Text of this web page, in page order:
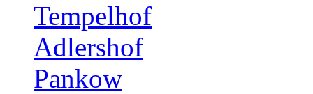
Tempelhof
Adlershof
Pankow